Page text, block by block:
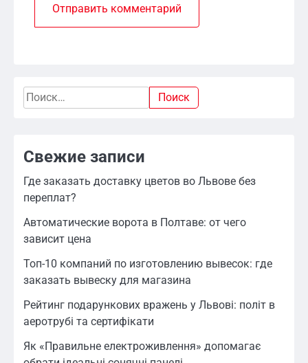
Найти:
Свежие записи
Где заказать доставку цветов во Львове без
переплат?
Автоматические ворота в Полтаве: от чего
зависит цена
Топ-10 компаний по изготовлению вывесок: где
заказать вывеску для магазина
Рейтинг подарункових вражень у Львові: політ в
аеротрубі та сертифікати
Як «Правильне електроживлення» допомагає